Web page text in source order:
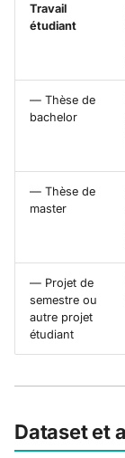
Travail
étudiant
— Thèse de
bachelor
— Thèse de
master
— Projet de
semestre ou
autre projet
étudiant
Dataset et